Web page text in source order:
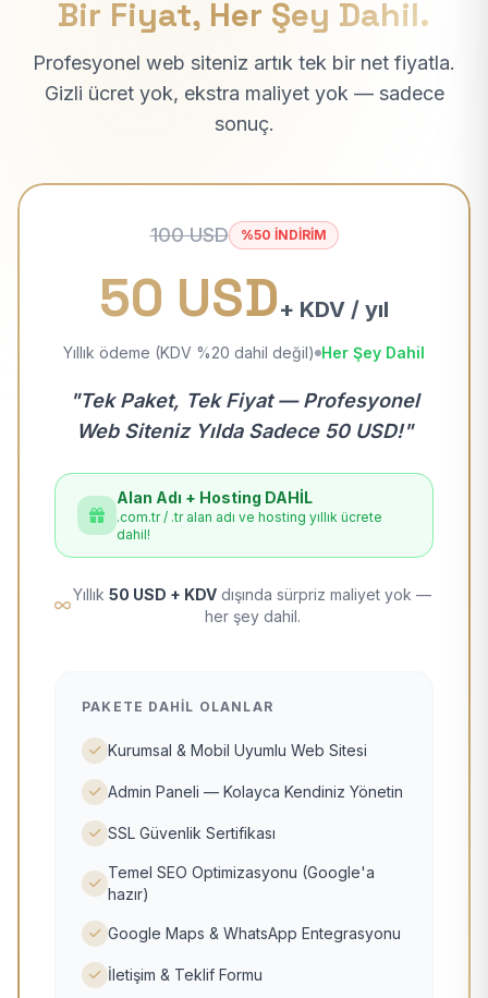
Bir Fiyat, Her Şey Dahil.
Profesyonel web siteniz artık tek bir net fiyatla.
Gizli ücret yok, ekstra maliyet yok — sadece
sonuç.
100 USD %50 İNDİRİM
50 USD+ KDV / yıl
Yıllık ödeme (KDV %20 dahil değil) Her Şey Dahil
"Tek Paket, Tek Fiyat — Profesyonel
Web Siteniz Yılda Sadece 50 USD!"
Alan Adı + Hosting DAHİL
.com.tr / .tr alan adı ve hosting yıllık ücrete
dahil!
Yıllık 50 USD + KDV dışında sürpriz maliyet yok —
her şey dahil.
PAKETE DAHIL OLANLAR
Kurumsal & Mobil Uyumlu Web Sitesi
Admin Paneli — Kolayca Kendiniz Yönetin
SSL Güvenlik Sertifikası
Temel SEO Optimizasyonu (Google'a
hazır)
Google Maps & WhatsApp Entegrasyonu
İletişim & Teklif Formu